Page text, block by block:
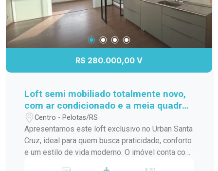
R$ 280.000,00 V
Loft semi mobiliado totalmente novo,
com ar condicionado e a meia quadra
da ucpel
Centro - Pelotas/RS
Apresentamos este loft exclusivo no Urban Santa
Cruz, ideal para quem busca praticidade, conforto
e um estilo de vida moderno. O imóvel conta com